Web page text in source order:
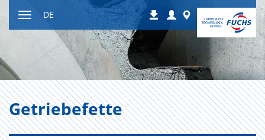
Inhalt
Downloads
Login Worldwide
DE
Ge­trie­be­fet­te